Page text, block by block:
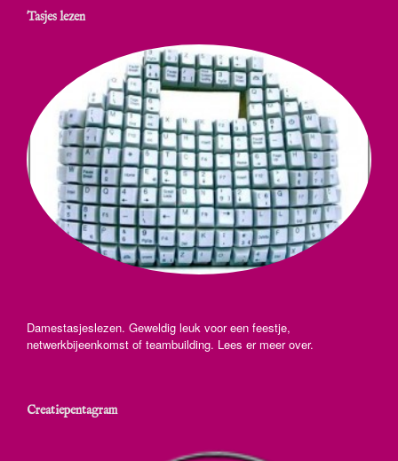
Tasjes lezen
Damestasjeslezen. Geweldig leuk voor een feestje,
netwerkbijeenkomst of teambuilding. Lees er meer over.
Creatiepentagram